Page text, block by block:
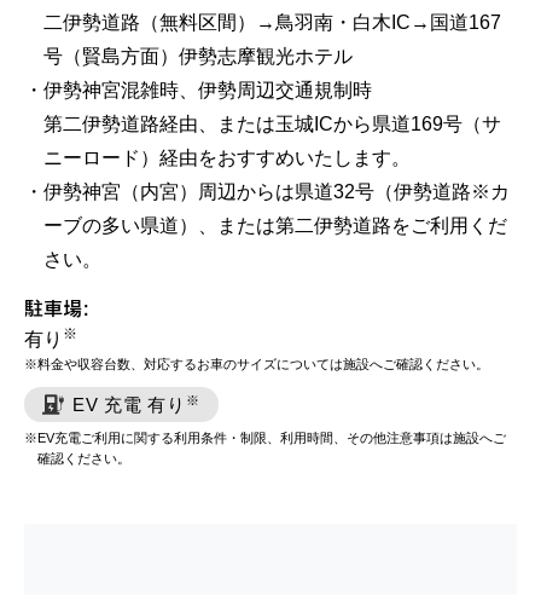
二伊勢道路（無料区間）→鳥羽南・白木IC→国道167
号（賢島方面）伊勢志摩観光ホテル
伊勢神宮混雑時、伊勢周辺交通規制時
第二伊勢道路経由、または玉城ICから県道169号（サ
ニーロード）経由をおすすめいたします。
伊勢神宮（内宮）周辺からは県道32号（伊勢道路※カ
ーブの多い県道）、または第二伊勢道路をご利用くだ
さい。
駐車場:
有り ※
料金や収容台数、対応するお車のサイズについては施設へご確認ください。
EV 充電 有り ※
EV充電ご利用に関する利用条件・制限、利用時間、その他注意事項は施設へご
確認ください。